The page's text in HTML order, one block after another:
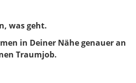
was geht.
in Deiner Nähe genauer an
Traumjob.